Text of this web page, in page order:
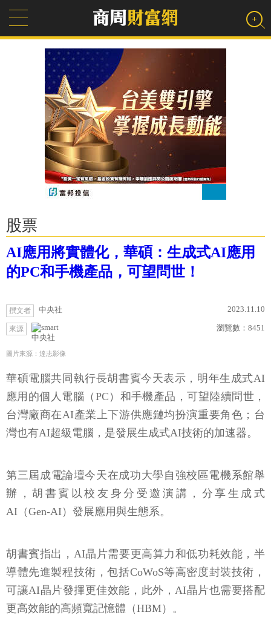
股票
AI應用將實體化，華碩：生成式AI應用
的PC和手機產品，可望問世！
撰文者 中央社 2023.11.10
來源
中央社
瀏覽數： 8451
圖片來源：達志影像
華碩電腦共同執行長胡書賓今天表示，明年生成式AI
應用的個人電腦（PC）和手機產品，可望陸續問世，
台灣廠商在AI產業上下游供應鏈均扮演重要角色；台
灣也有AI超級電腦，是發展生成式AI技術的加速器。
第三屆成電論壇今天在成功大學自強校區電機系館舉
辦，胡書賓以校友身分受邀演講，分享生成式
AI（Gen-AI）發展應用與生態系。
胡書賓指出，AI晶片需要更高算力和低功耗效能，半
導體先進製程技術，包括CoWoS等高密度封裝技術，
可讓AI晶片發揮更佳效能，此外，AI晶片也需要搭配
更高效能的高頻寬記憶體（HBM）。